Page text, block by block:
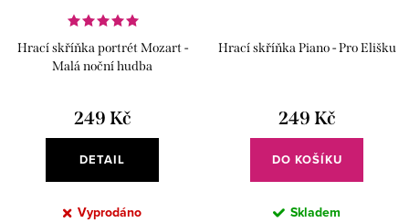
Hrací skříňka portrét Mozart -
Malá noční hudba
249 Kč
DETAIL
Vyprodáno
Hrací skříňka Piano - Pro Elišku
249 Kč
DO KOŠÍKU
Skladem